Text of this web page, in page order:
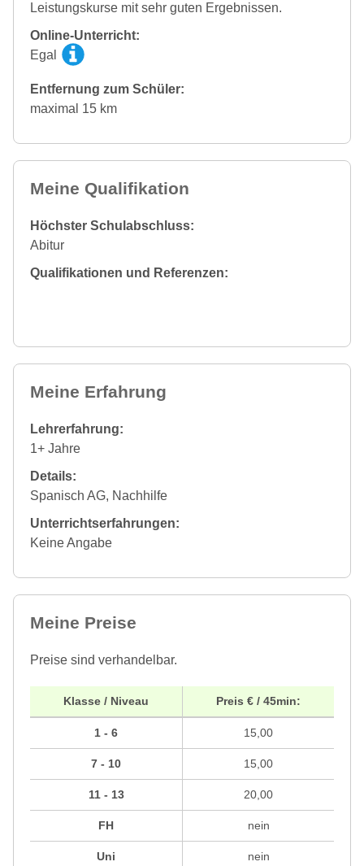
Leistungskurse mit sehr guten Ergebnissen.
Online-Unterricht:
Egal
Entfernung zum Schüler:
maximal 15 km
Meine Qualifikation
Höchster Schulabschluss:
Abitur
Qualifikationen und Referenzen:
Meine Erfahrung
Lehrerfahrung:
1+ Jahre
Details:
Spanisch AG, Nachhilfe
Unterrichtserfahrungen:
Keine Angabe
Meine Preise
Preise sind verhandelbar.
Klasse / Niveau
1 - 6
7 - 10
11 - 13
FH
Uni
Preis € / 45min:
15,00
15,00
20,00
nein
nein